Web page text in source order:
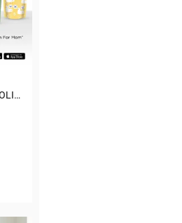
Kantong ASI GabaG KOLIBRI KASIP 150 ml Poem for Mom